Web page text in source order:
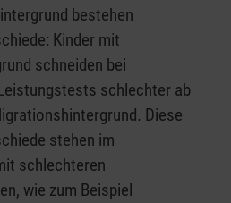
bestehen
Kinder mit
schneiden bei
schlechter ab
Diese
stehen im
schlechteren
wie zum Beispiel